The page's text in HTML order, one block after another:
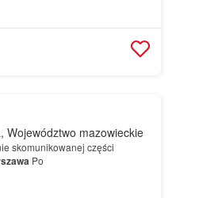
mazowieckie
skomunikowanej części
Po